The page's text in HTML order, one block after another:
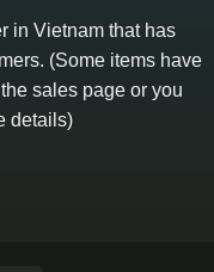
in Vietnam that has
(Some items have
sales page or you
details)